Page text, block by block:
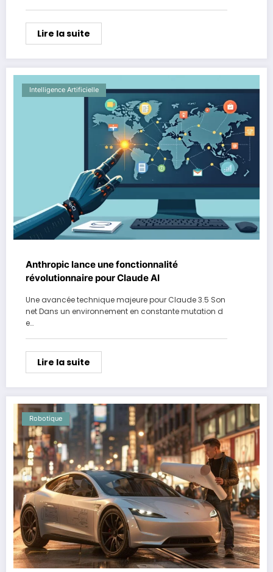
Lire la suite
Intelligence Artificielle
Anthropic lance une fonctionnalité
révolutionnaire pour Claude AI
Une avancée technique majeure pour Claude 3.5 Son
net Dans un environnement en constante mutation d
e…
Lire la suite
Robotique